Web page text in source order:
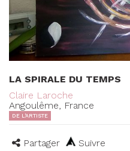
LA SPIRALE DU TEMPS
Claire Laroche
Angoulême, France
DE L'ARTISTE
Partager Suivre